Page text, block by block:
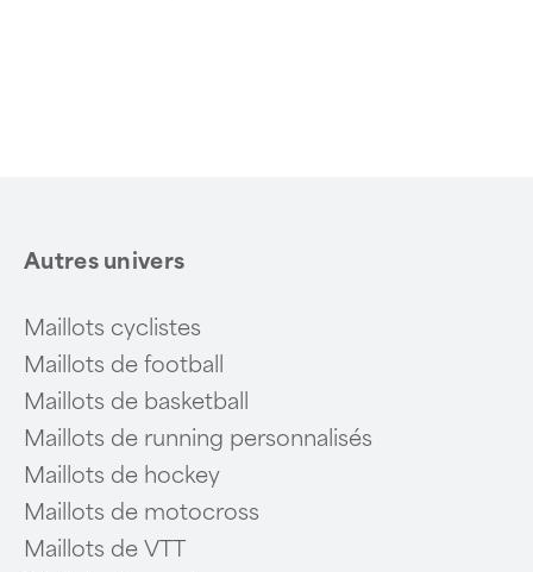
Autres univers
Maillots cyclistes
Maillots de football
Maillots de basketball
Maillots de running personnalisés
Maillots de hockey
Maillots de motocross
Maillots de VTT